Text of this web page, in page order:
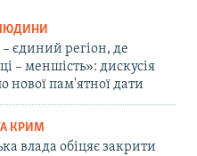
єдиний регіон, де
– меншість»: дискусія
нової пам'ятної дати
КРИМ
влада обіцяє закрити